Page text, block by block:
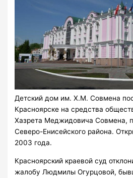
Детский дом им. Х.М. Совмена
Красноярске на средства
Хазрета Меджидовича Совмена,
Северо-Енисейского района.
2003 года.
Красноярский краевой суд
жалобу Людмилы Огурцовой,